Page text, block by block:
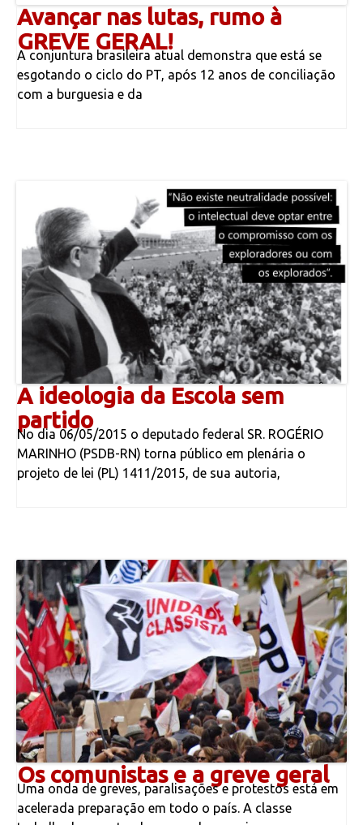
Avançar nas lutas, rumo à
GREVE GERAL!
A conjuntura brasileira atual demonstra que está se
esgotando o ciclo do PT, após 12 anos de conciliação
com a burguesia e da
A ideologia da Escola sem
partido
No dia 06/05/2015 o deputado federal SR. ROGÉRIO
MARINHO (PSDB-RN) torna público em plenária o
projeto de lei (PL) 1411/2015, de sua autoria,
Os comunistas e a greve geral
Uma onda de greves, paralisações e protestos está em
acelerada preparação em todo o país. A classe